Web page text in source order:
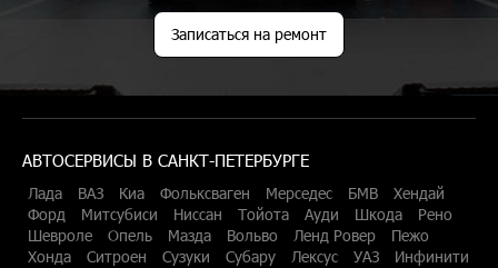
Записаться на ремонт
АВТОСЕРВИСЫ В САНКТ-ПЕТЕРБУРГЕ
Лада ВАЗ Киа Фольксваген Мерседес БМВ
Хендай
Форд
Митсубиси Ниссан Тойота Ауди Шкода
Рено
Шевроле
Опель Мазда Вольво Ленд Ровер
Пежо
Хонда
Ситроен Сузуки Субару Лексус УАЗ
Инфинити